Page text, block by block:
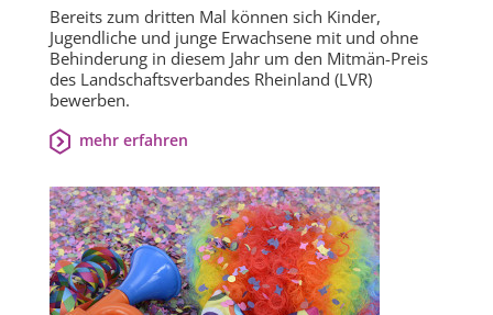
Bereits zum dritten Mal können sich Kinder,
Jugendliche und junge Erwachsene mit und ohne
Behinderung in diesem Jahr um den Mitmän-Preis
des Landschaftsverbandes Rheinland (LVR)
bewerben.
mehr erfahren